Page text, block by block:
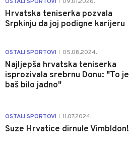
Hrvatska teniserka pozvala
Srpkinju da joj podigne karijeru
OSTALI SPORTOVI 05.08.2024.
Najljepša hrvatska teniserka
isprozivala srebrnu Donu: "To je
baš bilo jadno"
OSTALI SPORTOVI 11.07.2024.
Suze Hrvatice dirnule Vimbldon!